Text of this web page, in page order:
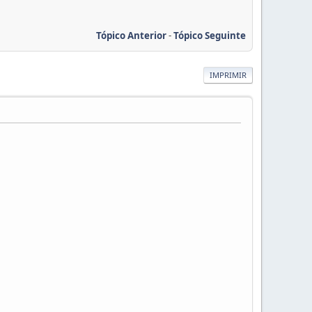
Tópico Anterior-Tópico Seguinte
IMPRIMIR